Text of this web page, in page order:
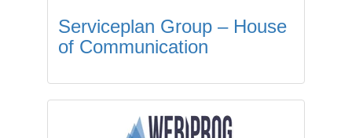
Serviceplan Group – House
of Communication